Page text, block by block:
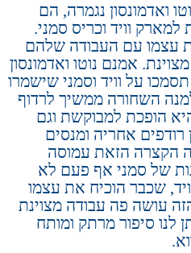
ואדמונסון נגמרה, הם
וויד וכריס סמני.
עצמו עם העבודה שלהם
אמנם נוטו ואדמונסון
על וויד וסמני שישמרו
השחורה ממשיך לרדוף
הופכת למבוקשת וגם
רודפים אחריה ומנסים
הקצרה הזאת עמוסה
של סמני אף פעם לא
שכבר הוכיח את עצמו
עושה פה עבודה מצוינת
לנו סיפור מרתק ומותח